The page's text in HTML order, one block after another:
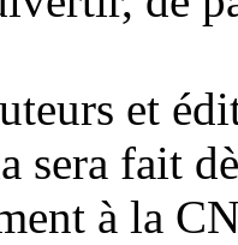
et
sera fait
à la